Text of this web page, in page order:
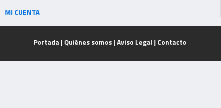
MI CUENTA
Portada | Quiénes somos| Aviso Legal | Contacto